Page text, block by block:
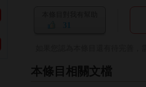
31
本條目相關文檔